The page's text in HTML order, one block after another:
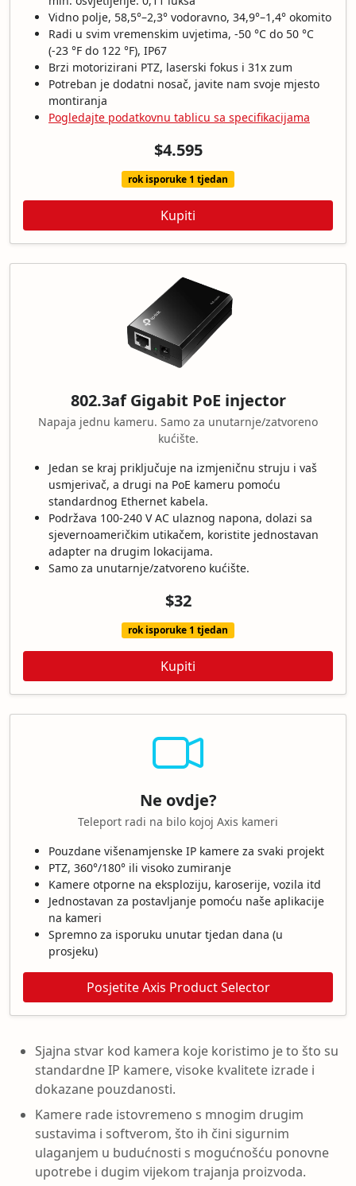
Vidno polje, 58,5°–2,3° vodoravno, 34,9°–1,4° okomito
Radi u svim vremenskim uvjetima, -50 °C do 50 °C
(-23 °F do 122 °F), IP67
Brzi motorizirani PTZ, laserski fokus i 31x zum
Potreban je dodatni nosač, javite nam svoje mjesto
montiranja
Pogledajte podatkovnu tablicu sa specifikacijama
$4.595
rok isporuke 1 tjedan
Kupiti
802.3af Gigabit PoE injector
Napaja jednu kameru. Samo za unutarnje/zatvoreno
kućište.
Jedan se kraj priključuje na izmjeničnu struju i vaš
usmjerivač, a drugi na PoE kameru pomoću
standardnog Ethernet kabela.
Podržava 100-240 V AC ulaznog napona, dolazi sa
sjevernoameričkim utikačem, koristite jednostavan
adapter na drugim lokacijama.
Samo za unutarnje/zatvoreno kućište.
$32
rok isporuke 1 tjedan
Kupiti
Ne ovdje?
Teleport radi na bilo kojoj Axis kameri
Pouzdane višenamjenske IP kamere za svaki projekt
PTZ, 360°/180° ili visoko zumiranje
Kamere otporne na eksploziju, karoserije, vozila itd
Jednostavan za postavljanje pomoću naše aplikacije
na kameri
Spremno za isporuku unutar tjedan dana (u
prosjeku)
Posjetite Axis Product Selector
Sjajna stvar kod kamera koje koristimo je to što su
standardne IP kamere, visoke kvalitete izrade i
dokazane pouzdanosti.
Kamere rade istovremeno s mnogim drugim
sustavima i softverom, što ih čini sigurnim
ulaganjem u budućnosti s mogućnošću ponovne
upotrebe i dugim vijekom trajanja proizvoda.